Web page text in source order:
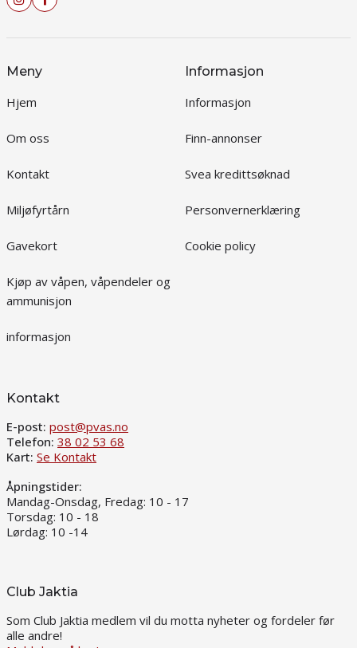
Meny
Hjem
Om oss
Kontakt
Miljøfyrtårn
Gavekort
Kjøp av våpen, våpendeler og
ammunisjon
informasjon
Informasjon
Informasjon
Finn-annonser
Svea kredittsøknad
Personvernerklæring
Cookie policy
Kontakt
E-post: post@pvas.no
Telefon: 38 02 53 68
Kart: Se Kontakt
Åpningstider:
Mandag-Onsdag, Fredag: 10 - 17
Torsdag: 10 - 18
Lørdag: 10 -14
Club Jaktia
Som Club Jaktia medlem vil du motta nyheter og fordeler før
alle andre!